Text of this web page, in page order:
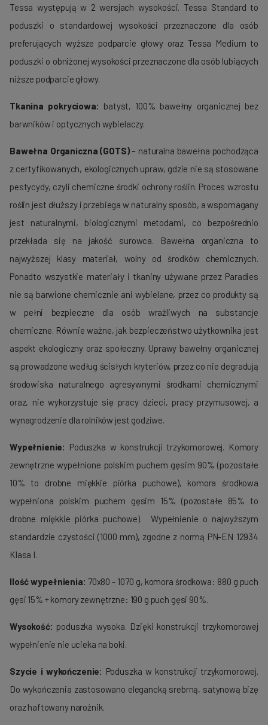
Tessa występują w 2 wersjach wysokości. Tessa Standard to
poduszki o standardowej wysokości przeznaczone dla osób
preferujących wyższe podparcie głowy oraz Tessa Medium to
poduszki o obniżonej wysokości przeznaczone dla osób lubiących
niższe podparcie głowy.
Tkanina pokryciowa: batyst, 100% bawełny organicznej bez
barwników i optycznych wybielaczy.
Bawełna Organiczna (GOTS)– naturalna bawełna pochodząca
z certyfikowanych, ekologicznych upraw, gdzie nie są stosowane
pestycydy, czyli chemiczne środki ochrony roślin. Proces wzrostu
roślin jest dłuższy i przebiega w naturalny sposób, a wspomagany
jest naturalnymi, biologicznymi metodami, co bezpośrednio
przekłada się na jakość surowca. Bawełna organiczna to
najwyższej klasy materiał, wolny od środków chemicznych.
Ponadto wszystkie materiały i tkaniny używane przez Paradies
nie są barwione chemicznie ani wybielane, przez co produkty są
w pełni bezpieczne dla osób wrażliwych na substancje
chemiczne. Równie ważne, jak bezpieczeństwo użytkownika jest
aspekt ekologiczny oraz społeczny. Uprawy bawełny organicznej
są prowadzone według ścisłych kryteriów, przez co nie degradują
środowiska naturalnego agresywnymi środkami chemicznymi
oraz, nie wykorzystuje się pracy dzieci, pracy przymusowej, a
wynagrodzenie dla rolników jest godziwe.
Wypełnienie: Poduszka w konstrukcji trzykomorowej. Komory
zewnętrzne wypełnione polskim puchem gęsim 90% (pozostałe
10% to drobne miękkie piórka puchowe), komora środkowa
wypełniona polskim puchem gęsim 15% (pozostałe 85% to
drobne miękkie piórka puchowe). Wypełnienie o najwyższym
standardzie czystości (1000 mm), zgodne z normą PN-EN 12934
Klasa I.
Ilość wypełnienia: 70x80 - 1070 g, komora środkowa: 880 g puch
gęsi 15% + komory zewnętrzne: 190 g puch gęsi 90%.
Wysokość: poduszka wysoka. Dzięki konstrukcji trzykomorowej
wypełnienie nie ucieka na boki.
Szycie i wykończenie: Poduszka w konstrukcji trzykomorowej.
Do wykończenia zastosowano elegancką srebrną, satynową bizę
oraz haftowany narożnik.